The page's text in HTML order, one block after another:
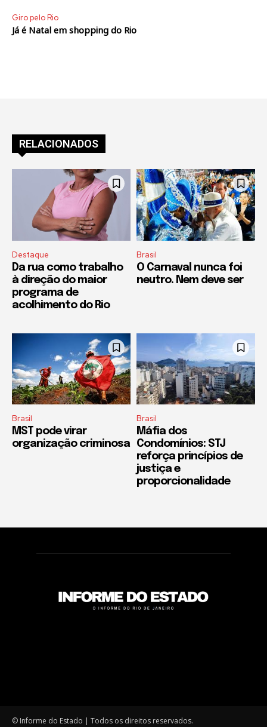
Giro pelo Rio
Já é Natal em shopping do Rio
RELACIONADOS
Destaque
Da rua como trabalho
à direção do maior
programa de
acolhimento do Rio
Brasil
O Carnaval nunca foi
neutro. Nem deve ser
Brasil
MST pode virar
organização criminosa
Brasil
Máfia dos
Condomínios: STJ
reforça princípios de
justiça e
proporcionalidade
© Informe do Estado | Todos os direitos reservados.